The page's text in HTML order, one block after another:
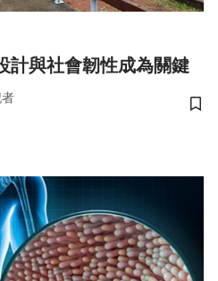
計與社會韌性成為關鍵
儲